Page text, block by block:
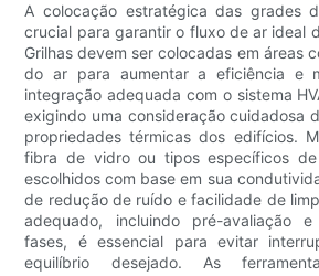
A colocação estratégica das grades
crucial para garantir o fluxo de ar ideal
Grilhas devem ser colocadas em áreas
do ar para aumentar a eficiência e
integração adequada com o sistema
exigindo uma consideração cuidadosa
propriedades térmicas dos edifícios.
fibra de vidro ou tipos específicos
escolhidos com base em sua
de redução de ruído e facilidade de
adequado, incluindo pré-avaliação
fases, é essencial para evitar
equilíbrio desejado. As